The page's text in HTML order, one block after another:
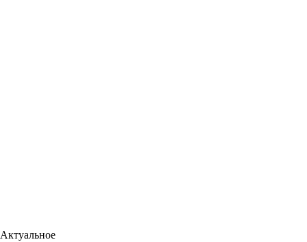
Актуальное